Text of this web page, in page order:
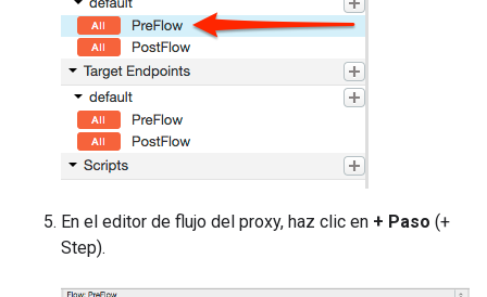
En el editor de flujo del proxy, haz clic en + Paso (+
Step).